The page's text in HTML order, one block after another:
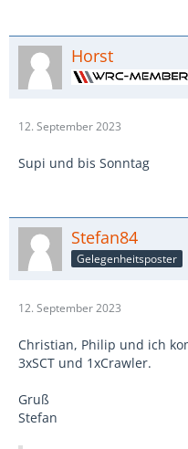
Horst
12. September 2023
Supi und bis Sonntag
Stefan84
Gelegenheitsposter
12. September 2023
Christian, Philip und ich
3xSCT und 1xCrawler.
Gruß
Stefan